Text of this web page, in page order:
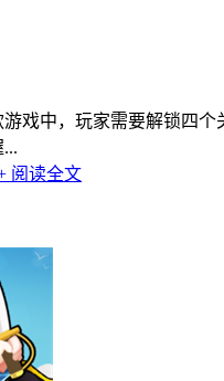
戏中，玩家需要解锁四
阅读全文